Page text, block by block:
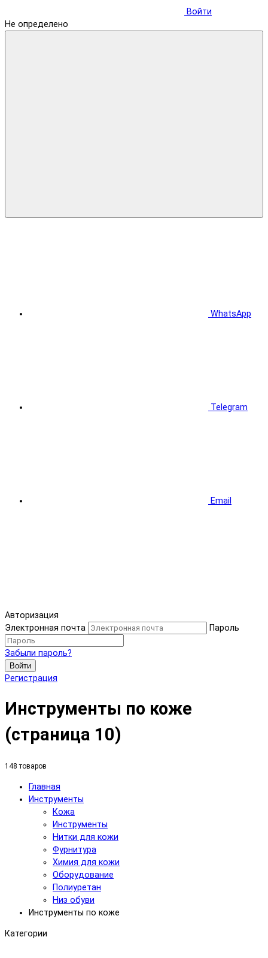
Войти
Не определено
WhatsApp
Telegram
Email
Авторизация
Электронная почта
Пароль
Забыли пароль?
Войти
Регистрация
Инструменты по коже
(страница 10)
148 товаров
Главная
Инструменты
Кожа
Инструменты
Нитки для кожи
Фурнитура
Химия для кожи
Оборудование
Полиуретан
Низ обуви
Инструменты по коже
Категории